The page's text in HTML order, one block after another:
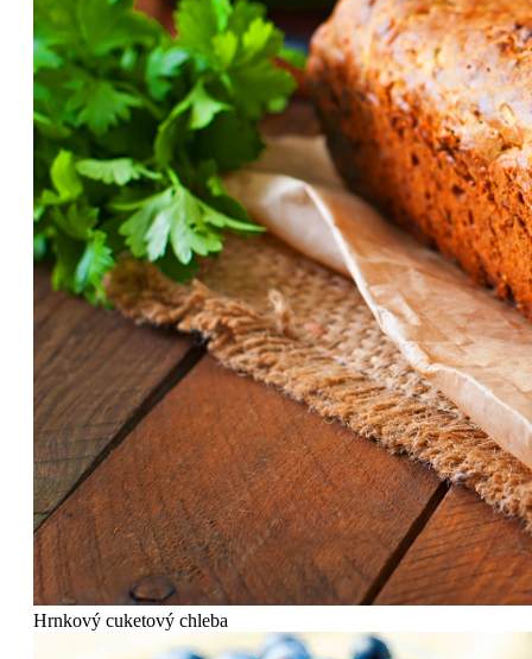
Hrnkový cuketový chleba